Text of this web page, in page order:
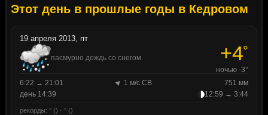
Этот день в прошлые годы в Кедровом
19 апреля 2013, пт
пасмурно дождь со снегом +4°
ночью -3°
6:22 → 21:01
1 м/с СВ
751 мм
день 14:39
12:59 → 3:44
рекорды: ° () · ° ()